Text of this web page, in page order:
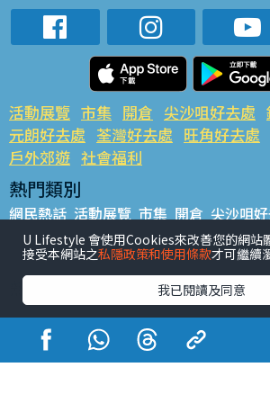
活動展覽 市集 開倉 尖沙咀好去處
元朗好去處 荃灣好去處 旺角好去處
戶外郊遊 社會福利
熱門類別
網民熱話 活動展覽 市集 開倉 尖沙咀
銅鑼灣好去處 元朗好去處 荃灣好去處
餐廳情報 戶外郊遊
熱門標籤
#UGO搵好去處 #人氣活動推介 #美食
#親子玩樂好去處
#ULifestyle應用程式
#UJetso禮物放送
#ULifestyle商戶中心
U Lifestyle 會使用Cookies來改善您的網站
接受本網站之私隱政策和使用條款才可繼續
我已閱讀及同意